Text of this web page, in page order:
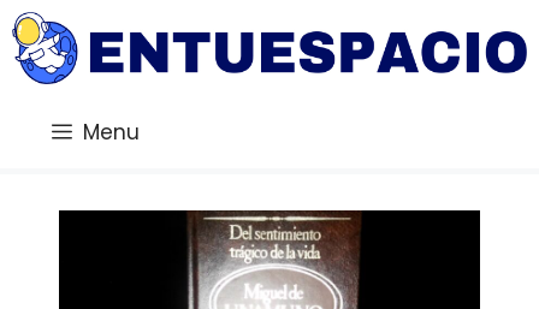
Saltar
al
contenido
Menu